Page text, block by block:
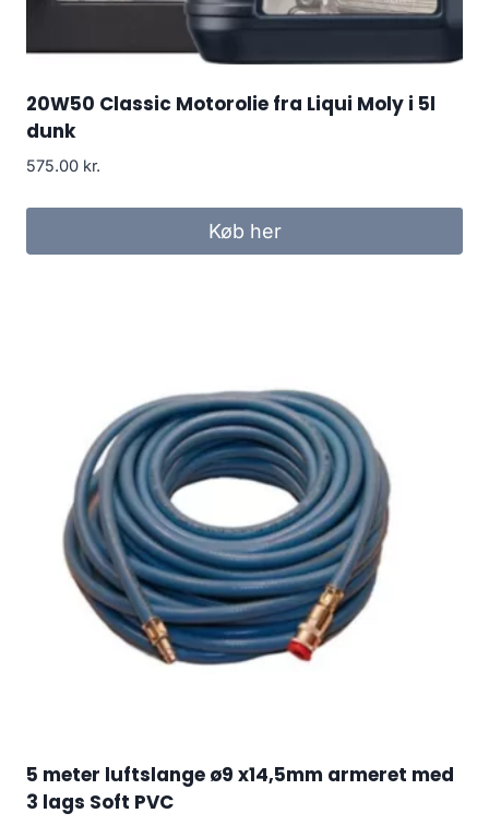
20W50 Classic Motorolie fra Liqui Moly i 5l
dunk
575.00 kr.
Køb her
5 meter luftslange ø9 x14,5mm armeret med
3 lags Soft PVC